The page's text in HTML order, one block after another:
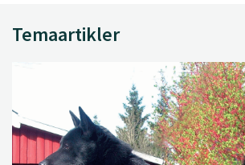
Temaartikler